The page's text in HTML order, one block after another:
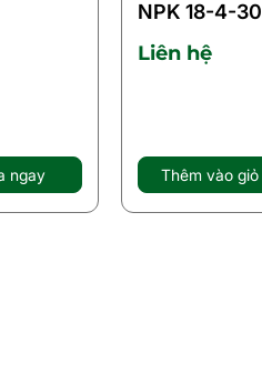
ngay
NPK 18-4-30
Liên hệ
Thêm vào giỏ